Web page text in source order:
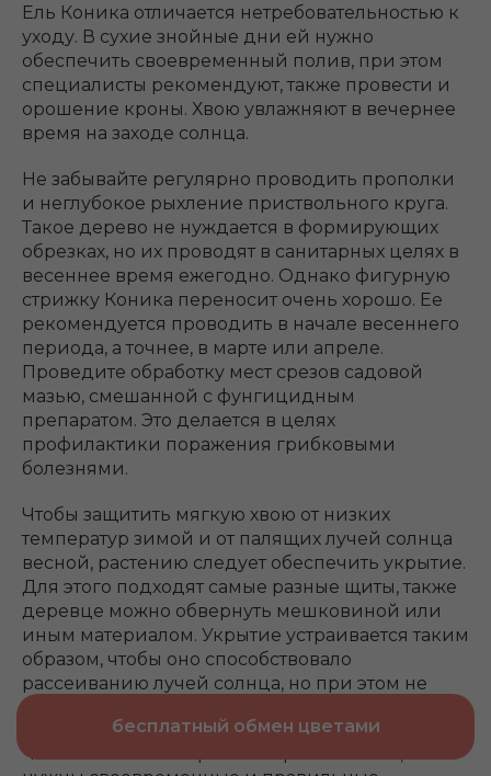
Ель Коника отличается нетребовательностью к
уходу. В сухие знойные дни ей нужно
обеспечить своевременный полив, при этом
специалисты рекомендуют, также провести и
орошение кроны. Хвою увлажняют в вечернее
время на заходе солнца.
Не забывайте регулярно проводить прополки
и неглубокое рыхление приствольного круга.
Такое дерево не нуждается в формирующих
обрезках, но их проводят в санитарных целях в
весеннее время ежегодно. Однако фигурную
стрижку Коника переносит очень хорошо. Ее
рекомендуется проводить в начале весеннего
периода, а точнее, в марте или апреле.
Проведите обработку мест срезов садовой
мазью, смешанной с фунгицидным
препаратом. Это делается в целях
профилактики поражения грибковыми
болезнями.
Чтобы защитить мягкую хвою от низких
температур зимой и от палящих лучей солнца
весной, растению следует обеспечить укрытие.
Для этого подходят самые разные щиты, также
деревце можно обвернуть мешковиной или
иным материалом. Укрытие устраивается таким
образом, чтобы оно способствовало
рассеиванию лучей солнца, но при этом не
страдала вентиляция.
Чтобы такая ель нормально развивалась, ей
бесплатный обмен цветами